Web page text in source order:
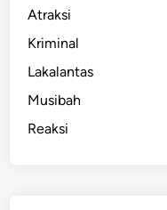
Atraksi
Kriminal
Lakalantas
Musibah
Reaksi